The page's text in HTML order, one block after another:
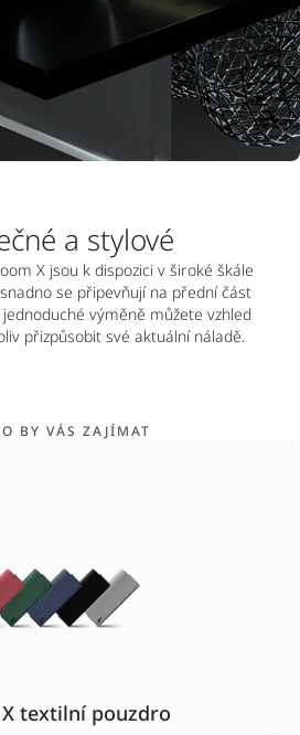
a stylové
X jsou k dispozici v široké škále
se připevňují na přední část
výměně můžete vzhled
přizpůsobit své aktuální náladě.
BY VÁS ZAJÍMAT
textilní pouzdro